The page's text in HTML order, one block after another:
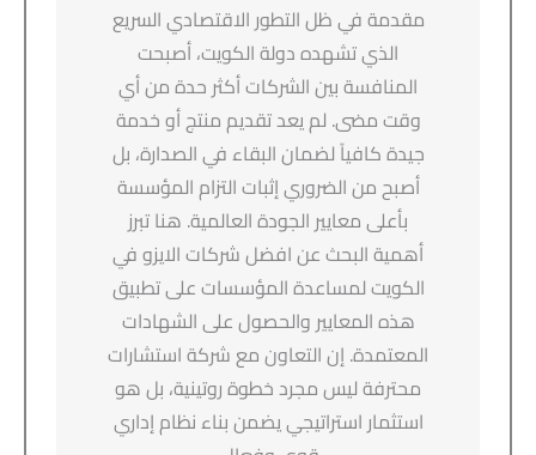
مقدمة في ظل التطور الاقتصادي السريع
الذي تشهده دولة الكويت، أصبحت
المنافسة بين الشركات أكثر حدة من أي
وقت مضى. لم يعد تقديم منتج أو خدمة
جيدة كافياً لضمان البقاء في الصدارة، بل
أصبح من الضروري إثبات التزام المؤسسة
بأعلى معايير الجودة العالمية. هنا تبرز
أهمية البحث عن افضل شركات الايزو في
الكويت لمساعدة المؤسسات على تطبيق
هذه المعايير والحصول على الشهادات
المعتمدة. إن التعاون مع شركة استشارات
محترفة ليس مجرد خطوة روتينية، بل هو
استثمار استراتيجي يضمن بناء نظام إداري